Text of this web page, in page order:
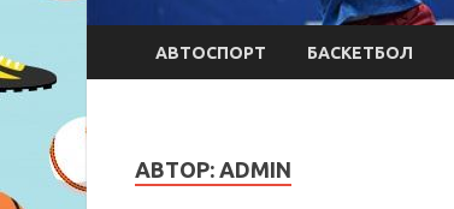
АВТОСПОРТ БАСКЕТБОЛ
АВТОР: ADMIN